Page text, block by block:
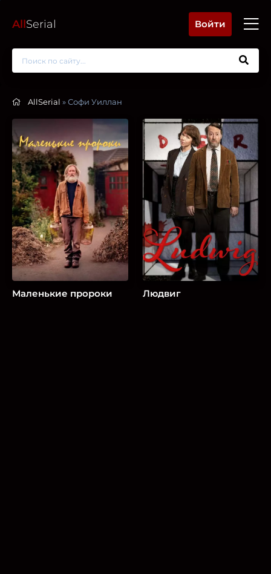
AllSerial Войти
AllSerial » Софи Уиллан
Маленькие пророки Людвиг